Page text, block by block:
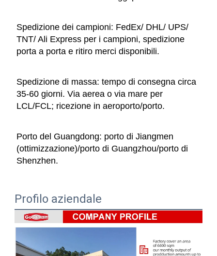
Spedizione dei campioni: FedEx/ DHL/ UPS/
TNT/ Ali Express per i campioni, spedizione
porta a porta e ritiro merci disponibili.
Spedizione di massa: tempo di consegna circa
35-60 giorni. Via aerea o via mare per
LCL/FCL; ricezione in aeroporto/porto.
Porto del Guangdong: porto di Jiangmen
(ottimizzazione)/porto di Guangzhou/porto di
Shenzhen.
Profilo aziendale